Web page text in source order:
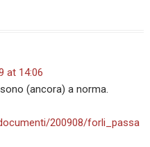
at 14:06
(ancora) a norma.
200908/forli_passa